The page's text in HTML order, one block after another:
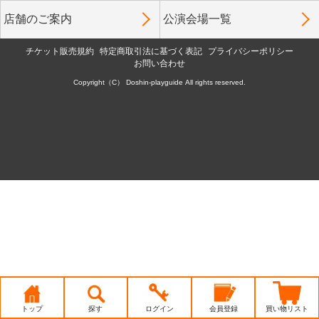
店舗のご案内 公演会場一覧
チケット販売規約 特定商取引法に基づく表記
プライバシーポリシー
お問い合わせ
Copyright（C） Doshin-playguide All rights reserved.
トップ 探す ログイン 会員登録 買い物リスト